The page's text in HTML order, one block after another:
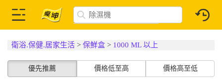
衛浴.保健.居家生活 >保鮮盒 > 1000 ML 以上
優先推薦 價格低至高 價格高至低